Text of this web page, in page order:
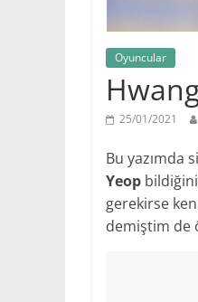
Oyuncular
25/01/2021
Bu yazımda
Yeop
gerekirse
demiştim de